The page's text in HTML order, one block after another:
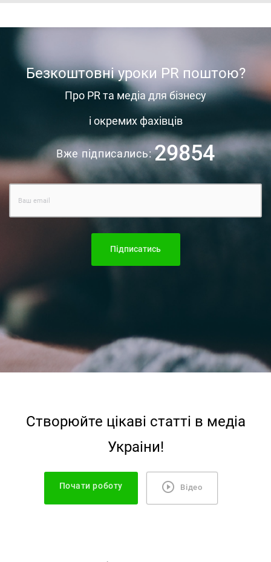
Безкоштовні уроки PR поштою?
Про PR та медіа для бізнесу
і окремих фахівців
Вже підписались:29854
Підписатись
Створюйте цiкавi статтi в медiа
Украiни!
Почати роботу Відео